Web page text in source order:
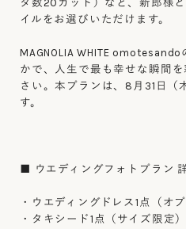
タ数20カット）など、新郎様
イルをお選びいただけます。
MAGNOLIA WHITE
かで、人生で最も幸せな瞬間
さい。本プランは、8月31日（
す。
■ ウエディングフォトプラン
・ウエディングドレス1点（オ
・タキシード1点（サイズ限定）